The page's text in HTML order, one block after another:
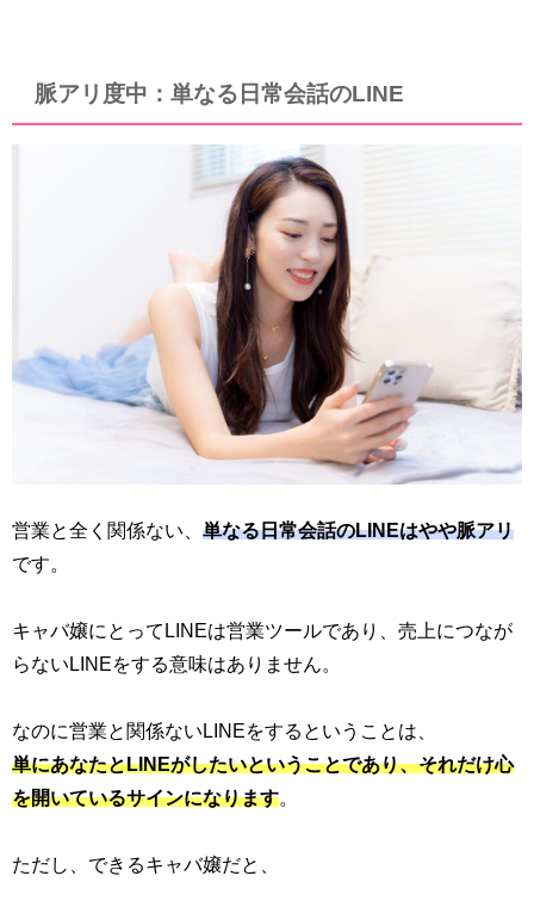
脈アリ度中：単なる日常会話のLINE
営業と全く関係ない、 単なる日常会話のLINEはやや脈アリ
です。
キャバ嬢にとってLINEは営業ツールであり、売上につなが
らないLINEをする意味はありません。
なのに営業と関係ないLINEをするということは、
単にあなたとLINEがしたいということであり、それだけ心
を開いているサインになります
ただし、できるキャバ嬢だと、